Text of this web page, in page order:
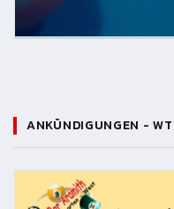
ANKÜNDIGUNGEN - WT